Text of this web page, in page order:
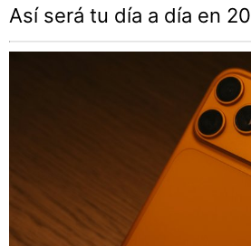
Así será tu día a día en